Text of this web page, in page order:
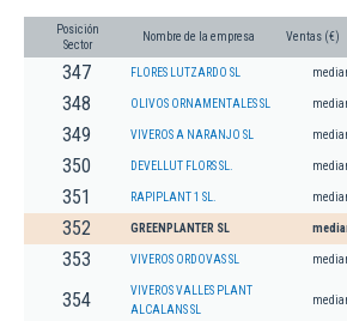
Posición
Sector
Nombre de la empresa Ventas (€)
347 FLORES LUTZARDO SL
348 OLIVOS ORNAMENTALES SL
349 VIVEROS A NARANJO SL
350 DEVELLUT FLORS SL.
351 RAPIPLANT 1 SL.
352 GREENPLANTER SL
353 VIVEROS ORDOVAS SL
354
VIVEROS VALLES PLANT
ALCALANS SL